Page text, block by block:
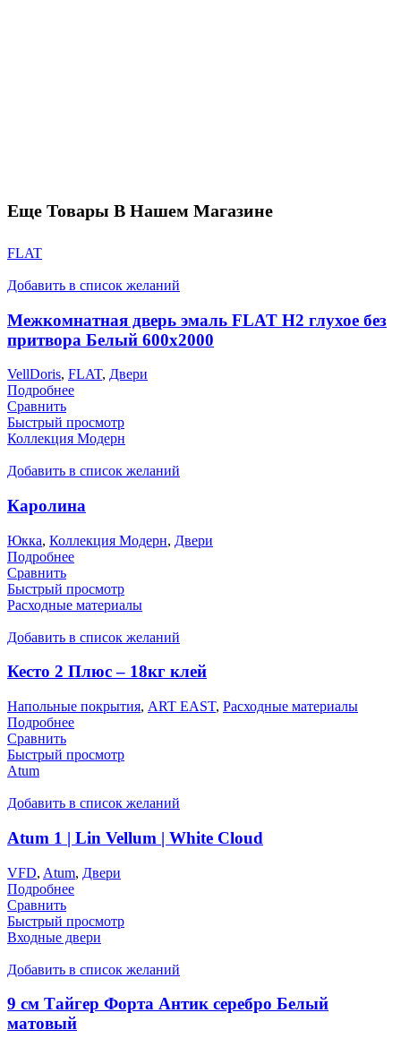
Еще Товары В Нашем Магазине
FLAT
Добавить в список желаний
Межкомнатная дверь эмаль FLAT H2 глухое без
притвора Белый 600х2000
VellDoris, FLAT, Двери
Подробнее
Сравнить
Быстрый просмотр
Коллекция Модерн
Добавить в список желаний
Каролина
Юкка, Коллекция Модерн, Двери
Подробнее
Сравнить
Быстрый просмотр
Расходные материалы
Добавить в список желаний
Кесто 2 Плюс – 18кг клей
Напольные покрытия, ART EAST, Расходные материалы
Подробнее
Сравнить
Быстрый просмотр
Atum
Добавить в список желаний
Atum 1 | Lin Vellum | White Cloud
VFD, Atum, Двери
Подробнее
Сравнить
Быстрый просмотр
Входные двери
Добавить в список желаний
9 см Тайгер Форта Антик серебро Белый
матовый